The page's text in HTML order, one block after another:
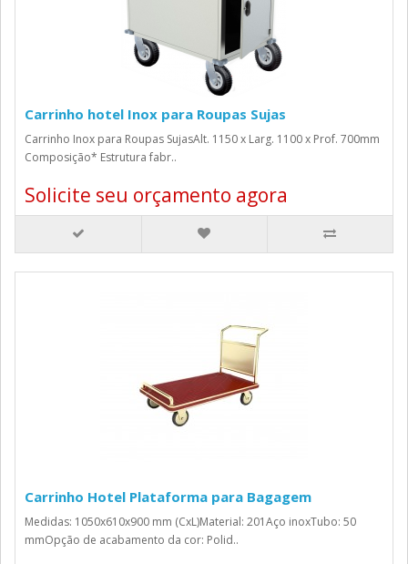
Carrinho hotel Inox para Roupas Sujas
Carrinho Inox para Roupas SujasAlt. 1150 x Larg. 1100 x Prof. 700mm
Composição* Estrutura fabr..
Solicite seu orçamento agora
Carrinho Hotel Plataforma para Bagagem
Medidas: 1050x610x900 mm (CxL)Material: 201Aço inoxTubo: 50
mmOpção de acabamento da cor: Polid..